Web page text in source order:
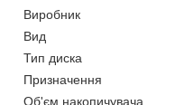
Виробник
Вид
Тип диска
Призначення
Об'єм накопичувача